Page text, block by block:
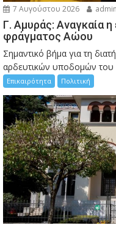
7 Αυγούστου 2026
Γ. Αμυράς: Αναγκαία
φράγματος Αώου
Σημαντικό βήμα για τη
αρδευτικών υποδομών του
Επικαιρότητα Πολιτική